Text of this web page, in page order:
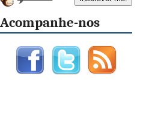
Acompanhe-nos